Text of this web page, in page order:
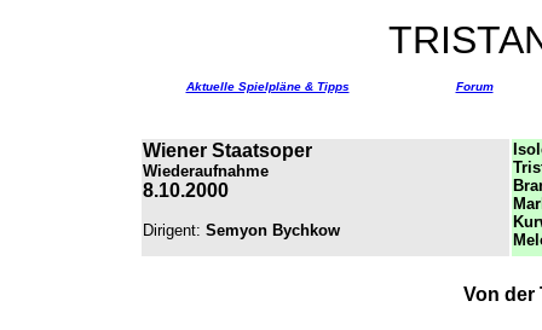
Aktuelle Spielpläne & Tipps Forum
Wiener Staatsoper
Wiederaufnahme
8.10.2000
Dirigent: Semyon Bychkow
Von der